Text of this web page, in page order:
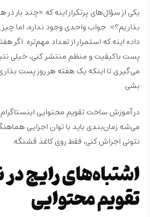
یکی از سؤال‌های پرتکرار اینه که «چند بار
بذاریم؟». جواب واحدی وجود نداره، اما
داده اینه که استمرار از تعداد مهم‌تره. اگر
پست باکیفیت و منظم منتشر کنی، خیلی
می‌گیری تا اینکه یک هفته هر روز پست
بشی.
درآموزش ساخت تقویم محتوایی اینستاگرام
می‌شه زمان‌بندی باید با توان اجرایی
نتونی اجراش کنی، فقط روی کاغذ قشنگه.
اشتباه‌های رایج
تقویم محتوایی